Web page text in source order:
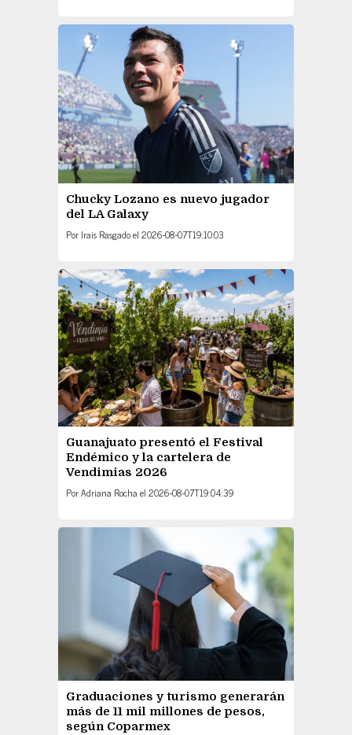
Chucky Lozano es nuevo jugador
del LA Galaxy
Por Irais Rasgadoel 2026-08-07T19:10:03
Guanajuato presentó el Festival
Endémico y la cartelera de
Vendimias 2026
PorAdriana Rocha el 2026-08-07T19:04:39
Graduaciones y turismo generarán
más de 11 mil millones de pesos,
según Coparmex